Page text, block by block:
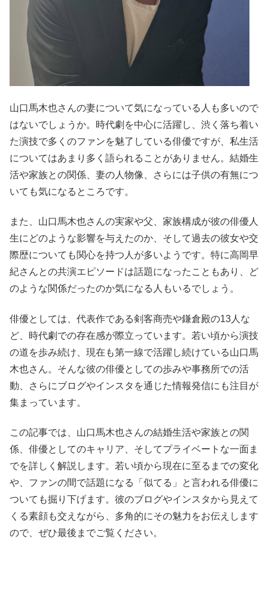
山口馬木也さんの妻について気になっている人も多いので
はないでしょうか。時代劇を中心に活躍し、渋く落ち着い
た演技で多くのファンを魅了している俳優ですが、私生活
についてはあまり多く語られることがありません。結婚生
活や家族との関係、妻の人物像、さらには子供の有無につ
いても気になるところです。
また、山口馬木也さんの実家や父、家族構成が彼の俳優人
生にどのような影響を与えたのか、そして過去の彼女や交
際歴についても関心を持つ人が多いようです。特に高岡早
紀さんとの共演エピソードは話題になったこともあり、ど
のような関係だったのか気になる人もいるでしょう。
俳優としては、代表作である剣客商売や鎌倉殿の13人な
ど、時代劇での存在感が際立っています。若い頃から演技
の道を歩み続け、現在も第一線で活躍し続けている山口馬
木也さん。そんな彼の俳優としての歩みや事務所での活
動、さらにブログやインスタを通じた情報発信にも注目が
集まっています。
この記事では、山口馬木也さんの結婚生活や家族との関
係、俳優としてのキャリア、そしてプライベートな一面ま
でを詳しく解説します。若い頃から現在に至るまでの変化
や、ファンの間で話題になる「似てる」と言われる俳優に
ついても掘り下げます。彼のブログやインスタから見えて
くる素顔も交えながら、多角的にその魅力をお伝えします
ので、ぜひ最後までご覧ください。